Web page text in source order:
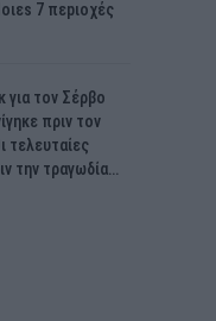
7 πεpιοχές
για τον Σέρβο
πριν τον
τελευταίες
την τραγωδία…